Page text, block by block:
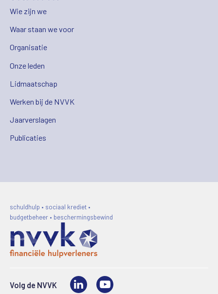
Wie zijn we
Waar staan we voor
Organisatie
Onze leden
Lidmaatschap
Werken bij de NVVK
Jaarverslagen
Publicaties
schuldhulp • sociaal krediet •
budgetbeheer • beschermingsbewind
Volg de NVVK LinkedIn